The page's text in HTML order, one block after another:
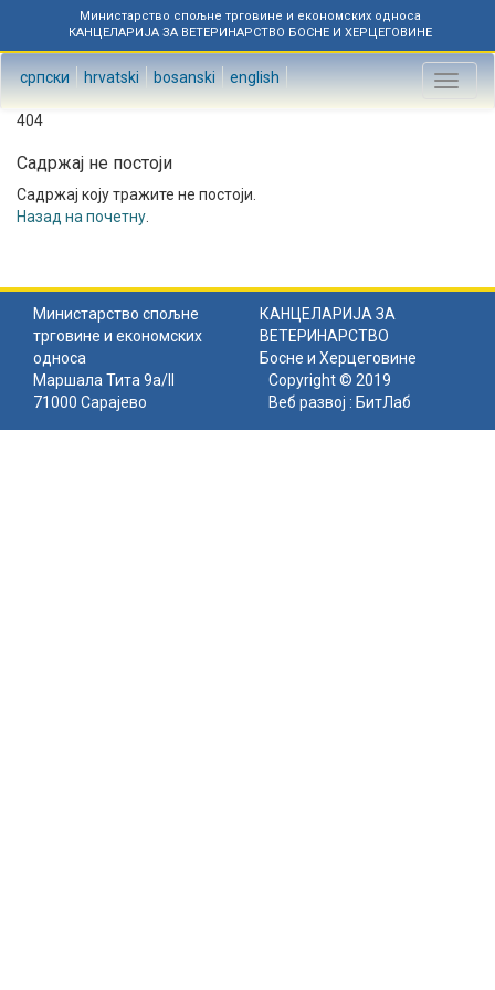
Министарство спољне трговине и економских односа
КАНЦЕЛАРИЈА ЗА ВЕТЕРИНАРСТВО БОСНЕ И ХЕРЦЕГОВИНЕ
српски hrvatski bosanski english
Toggle
404
Садржај не постоји
Садржај коју тражите не постоји.
Назад на почетну
Министарство спољне
трговине и економских
односа
КАНЦЕЛАРИЈА ЗА
ВЕТЕРИНАРСТВО
Босне и Херцеговине
Маршала Тита 9а/II
71000 Сарајево
Copyright © 2019
Веб развој : БитЛаб